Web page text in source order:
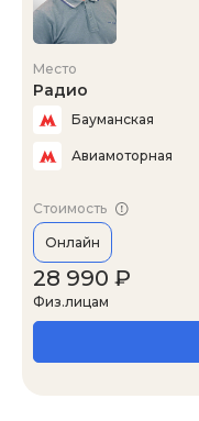
Место
Радио
Бауманская
Авиамоторная
Стоимость
Онлайн
28 990 ₽
Физ.лицам